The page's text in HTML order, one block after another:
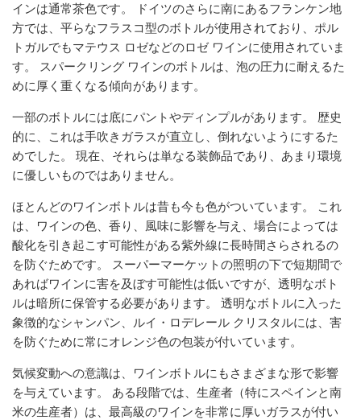
インは通常茶色です。 ドイツのさらに南にあるフランケン地
方では、平らなフラスコ型のボトルが使用されており、ポル
トガルでもマテウス ロゼなどのロゼ ワインに使用されていま
す。 スパークリング ワインのボトルは、泡の圧力に耐えるた
めに厚く重くなる傾向があります。
一部のボトルには底にパントやディンプルがあります。 歴史
的に、これは手吹きガラスが直立し、倒れないようにするた
めでした。 現在、それらは単なる装飾品であり、あまり環境
に優しいものではありません。
ほとんどのワインボトルは昔も今も色がついています。 これ
は、ワインの色、香り、風味に影響を与え、場合によっては
酸化を引き起こす可能性がある紫外線に長時間さらされるの
を防ぐためです。 スーパーマーケットの照明の下で短期間で
あればワインに害を及ぼす可能性は低いですが、透明なボト
ルは暗所に保管する必要があります。 透明なボトルに入った
象徴的なシャンパン、ルイ・ロデレール クリスタルには、害
を防ぐために常にオレンジ色の包装が付いています。
気候変動への意識は、ワインボトルにもさまざまな形で影響
を与えています。 ある段階では、生産者（特にスペインと南
米の生産者）は、最高級のワインを非常に厚いガラスが付い